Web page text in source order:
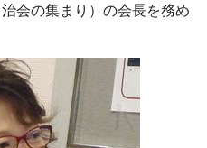
会の集まり）の会長を務め